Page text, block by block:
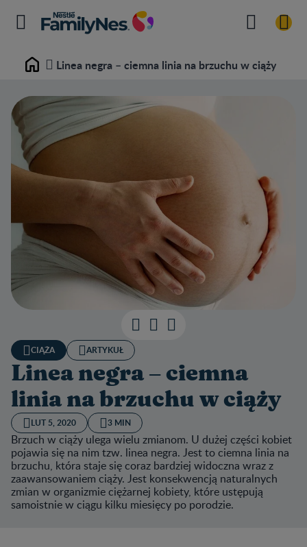
Home Linea negra – ciemna linia na brzuchu w ciąży
CIĄŻA ARTYKUŁ
Linea negra – ciemna
linia na brzuchu w ciąży
LUT 5, 2020 3 MIN
Brzuch w ciąży ulega wielu zmianom. U dużej części kobiet
pojawia się na nim tzw. linea negra. Jest to ciemna linia na
brzuchu, która staje się coraz bardziej widoczna wraz z
zaawansowaniem ciąży. Jest konsekwencją naturalnych
zmian w organizmie ciężarnej kobiety, które ustępują
samoistnie w ciągu kilku miesięcy po porodzie.